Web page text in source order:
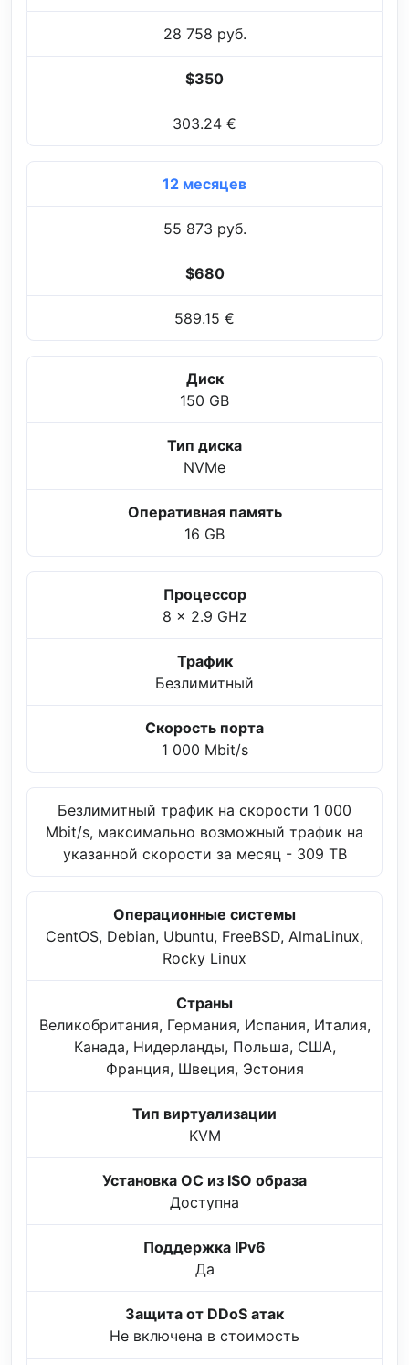
28 758 руб.
$350
303.24 €
12 месяцев
55 873 руб.
$680
589.15 €
Диск
150 GB
Тип диска
NVMe
Оперативная память
16 GB
Процессор
8 x 2.9 GHz
Трафик
Безлимитный
Скорость порта
1 000 Mbit/s
Безлимитный трафик на скорости 1 000
Mbit/s, максимально возможный трафик на
указанной скорости за месяц - 309 TB
Операционные системы
CentOS, Debian, Ubuntu, FreeBSD, AlmaLinux,
Rocky Linux
Страны
Великобритания, Германия, Испания, Италия,
Канада, Нидерланды, Польша, США,
Франция, Швеция, Эстония
Тип виртуализации
KVM
Установка ОС из ISO образа
Доступна
Поддержка IPv6
Да
Защита от DDoS атак
Не включена в стоимость